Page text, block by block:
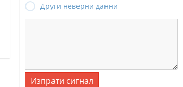
Други неверни данни
Изпрати сигнал